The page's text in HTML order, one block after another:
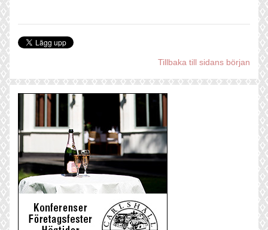
Tillbaka till sidans början